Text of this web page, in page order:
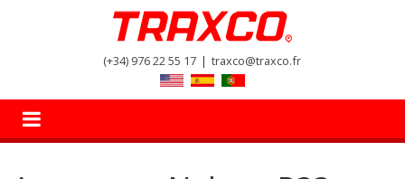
(+34) 976 22 55 17 | traxco@traxco.fr